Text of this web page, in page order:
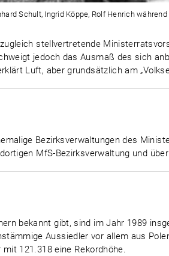
Schult, Ingrid Köppe, Rolf Henrich
stellvertretende
jedoch das Ausmaß des sich
Luft, aber grundsätzlich am
Bezirksverwaltungen des
MfS-Bezirksverwaltung und
bekannt gibt, sind im Jahr 1989
Aussiedler vor allem aus
121.318 eine Rekordhöhe.